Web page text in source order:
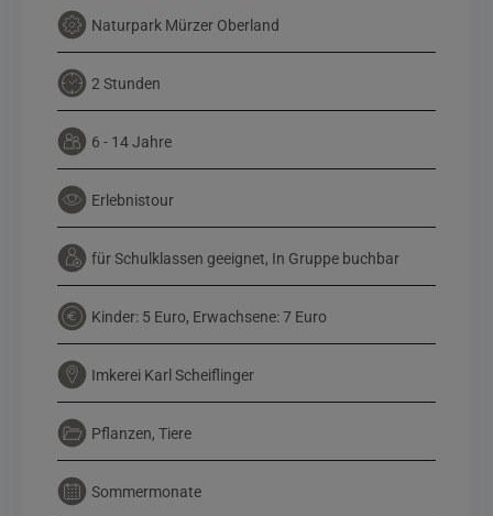
Naturpark Mürzer Oberland
2 Stunden
6 - 14 Jahre
Erlebnistour
für Schulklassen geeignet, In Gruppe buchbar
Kinder: 5 Euro, Erwachsene: 7 Euro
Imkerei Karl Scheiflinger
Pflanzen, Tiere
Sommermonate